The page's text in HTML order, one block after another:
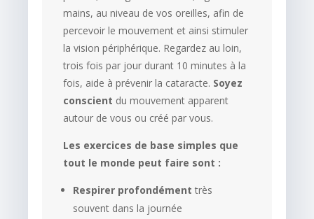
mains, au niveau de vos oreilles, afin de
percevoir le mouvement et ainsi stimuler
la vision périphérique. Regardez au loin,
trois fois par jour durant 10 minutes à la
fois, aide à prévenir la cataracte. Soyez
conscient du mouvement apparent
autour de vous ou créé par vous.
Les exercices de base simples que
tout le monde peut faire sont :
Respirer profondément très
souvent dans la journée